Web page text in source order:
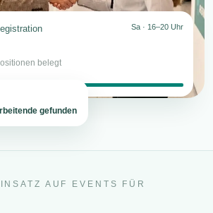
Sa · 16–20 Uhr
belegt
gefunden
AUF EVENTS FÜR